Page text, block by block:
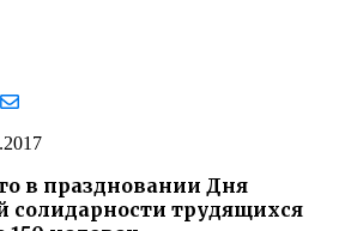
в праздновании Дня
солидарности трудящихся